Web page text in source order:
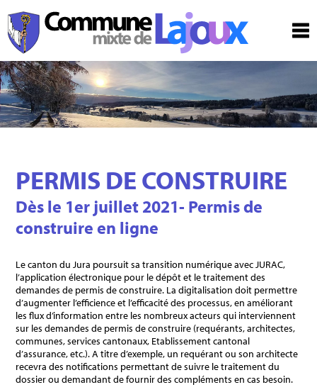
PERMIS DE CONSTRUIRE
Dès le 1er juillet 2021- Permis de
construire en ligne
Le canton du Jura poursuit sa transition numérique avec JURAC,
l’application électronique pour le dépôt et le traitement des
demandes de permis de construire. La digitalisation doit permettre
d’augmenter l’efficience et l’efficacité des processus, en améliorant
les flux d’information entre les nombreux acteurs qui interviennent
sur les demandes de permis de construire (requérants, architectes,
communes, services cantonaux, Etablissement cantonal
d’assurance, etc.). A titre d’exemple, un requérant ou son architecte
recevra des notifications permettant de suivre le traitement du
dossier ou demandant de fournir des compléments en cas besoin.